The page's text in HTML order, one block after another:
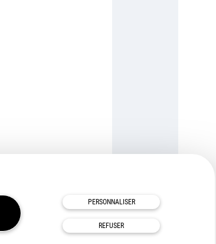
TOUS NOS PARTENAIRES PERSONNALISER
REFUSER